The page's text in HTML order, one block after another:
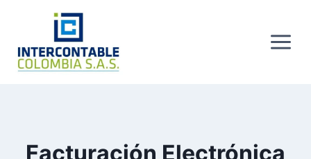
content
Facturación Electrónica